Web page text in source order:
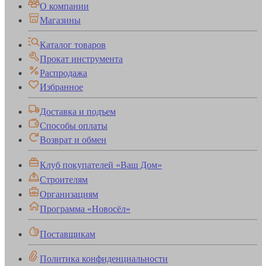
О компании
Магазины
Каталог товаров
Прокат инструмента
Распродажа
Избранное
Доставка и подъем
Способы оплаты
Возврат и обмен
Клуб покупателей «Ваш Дом»
Строителям
Организациям
Программа «Новосёл»
Поставщикам
Политика конфиденциальности